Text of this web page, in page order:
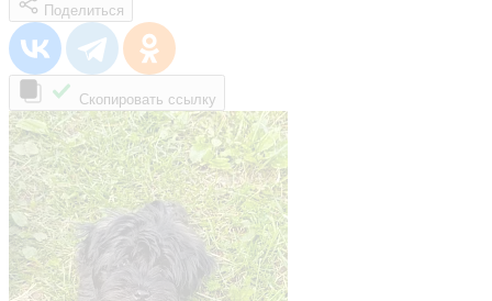
Поделиться
Скопировать ссылку